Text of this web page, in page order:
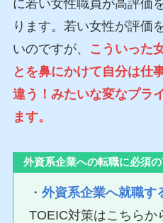
に若い女性職員が高評価
ります。若い女性が評価
いのですが、
こういった
とを鼻にかけて自分は仕
違う！みたいな変なプラ
ます。
外資系企業への転職に必須
・外資系企業へ就職す
TOEIC対策はこちらか